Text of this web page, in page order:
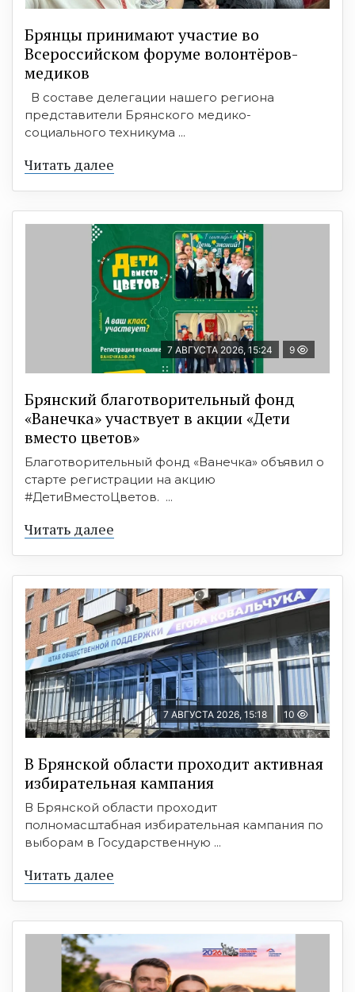
Брянцы принимают участие во
Всероссийском форуме волонтёров-
медиков
В составе делегации нашего региона
представители Брянского медико-
социального техникума ...
Читать далее
7 АВГУСТА 2026, 15:24 9
Брянский благотворительный фонд
«Ванечка» участвует в акции «Дети
вместо цветов»
Благотворительный фонд «Ванечка» объявил о
старте регистрации на акцию
#ДетиВместоЦветов. ...
Читать далее
7 АВГУСТА 2026, 15:18 10
В Брянской области проходит активная
избирательная кампания
В Брянской области проходит
полномасштабная избирательная кампания по
выборам в Государственную ...
Читать далее